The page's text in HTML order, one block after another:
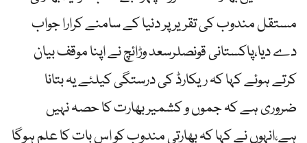
مستقل مندوب کی تقریر پر دنیا کے سامنے کرارا جواب
دے دیا،پاکستانی قونصلرسعد وڑائچ نے اپنا موقف بیان
کرتے ہوئے کہا کہ ریکارڈ کی درستگی کیلئے یہ بتانا
ضروری ہے کہ جموں و کشمیر بھارت کا حصہ نہیں
ہے،انہوں نے کہا کہ بھارتی مندوب کو اس بات کا علم ہوگا